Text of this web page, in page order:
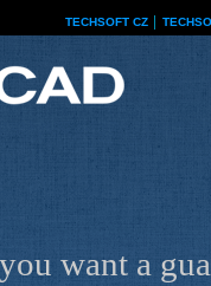
TECHSOFT CZ
want a